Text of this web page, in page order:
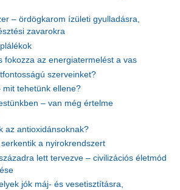
– ördögkarom ízületi gyulladásra,
zavarokra
fokozza az energiatermelést a vas
szerveinket?
mit tehetünk ellene?
– van még értelme
az antioxidánsoknak?
a nyirokrendszert
lett tervezve – civilizációs életmód
jók máj- és vesetisztításra,